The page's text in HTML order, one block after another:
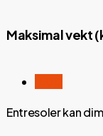
Maksimal vekt
Entresoler kan